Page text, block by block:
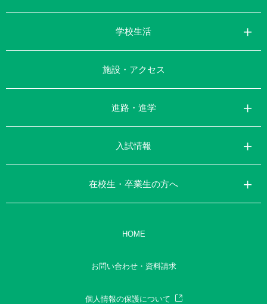
学校生活
施設・アクセス
進路・進学
入試情報
在校生・卒業生の方へ
HOME
お問い合わせ・資料請求
個人情報の保護について